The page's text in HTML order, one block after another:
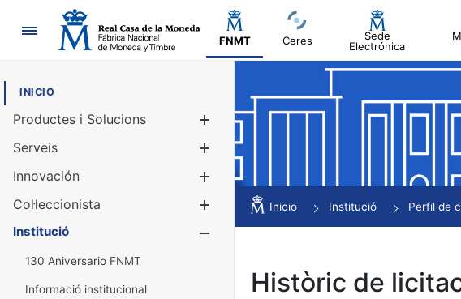
Navegació
FNMT Ceres
Sede
Electrónica
INICIO
Productes i Solucions
Mostra/Amaga
Serveis
Innovación
Col·leccionista
Mostra/Amaga
Institució
130 Aniversario FNMT
Informació institucional
Inicio Institució Perfil de
Històric de